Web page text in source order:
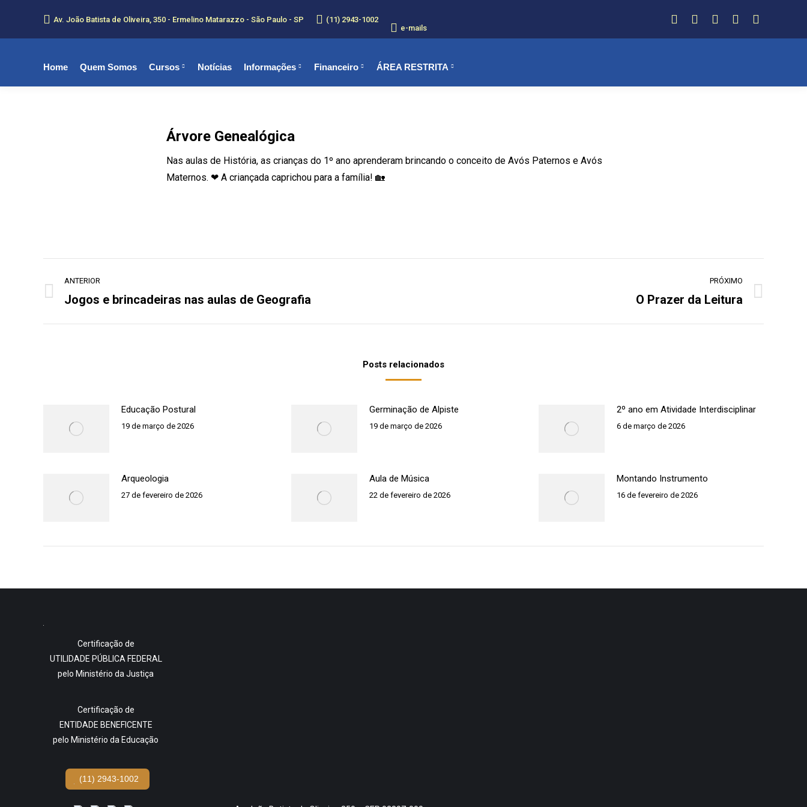
Av. João Batista de Oliveira, 350 - Ermelino Matarazzo - São Paulo - SP
(11) 2943-1002
e-mails
FacebookInstagram
TwitterYouTubeWhatsapp
Home Quem Somos Cursos Notícias Informações Financeiro ÁREA RESTRITA
Árvore Genealógica
Nas aulas de História, as crianças do 1º ano aprenderam brincando o conceito de Avós Paternos e Avós
Maternos. ❤ A criançada caprichou para a família! 🏡
de
ANTERIOR
Post
Jogos e brincadeiras nas aulas de Geografia
PRÓXIMO
O Prazer da Leitura
Posts relacionados
Educação Postural
19 de março de 2026
Germinação de Alpiste
19 de março de 2026
2º ano em Atividade Interdisciplinar
6 de março de 2026
Arqueologia
27 de fevereiro de 2026
Aula de Música
22 de fevereiro de 2026
Montando Instrumento
16 de fevereiro de 2026
Certificação de
UTILIDADE PÚBLICA FEDERAL
pelo Ministério da Justiça
Certificação de
ENTIDADE BENEFICENTE
pelo Ministério da Educação
(11) 2943-1002